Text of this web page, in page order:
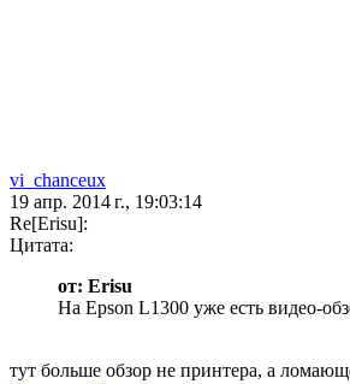
vi_chanceux
19 апр. 2014 г., 19:03:14
Re[Erisu]:
Цитата:
от: Erisu
На Epson L1300 уже есть видео-
тут больше обзор не принтера, а